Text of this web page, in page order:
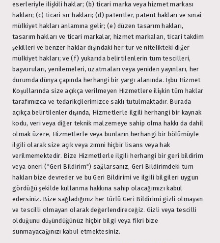
eserleriyle ilişkili haklar; (b) ticari marka veya hizmet markası
hakları; (c) ticari sır hakları; (d) patentler, patent hakları ve sınai
mülkiyet hakları anlamına gelir; (e) düzen tasarım hakları,
tasarım hakları ve ticari markalar, hizmet markaları, ticari takdim
şekilleri ve benzer haklar dışındaki her tür ve nitelikteki diğer
mülkiyet hakları; ve (f) yukarıda belirtilenlerin tüm tescilleri,
başvuruları, yenilemeleri, uzatmaları veya yeniden yayınları, her
durumda dünya çapında herhangi bir yargı alanında. İşbu Hizmet
Koşullarında size açıkça verilmeyen Hizmetlere ilişkin tüm haklar
tarafımızca ve tedarikçilerimizce saklı tutulmaktadır. Burada
açıkça belirtilenler dışında, Hizmetlerle ilgili herhangi bir kaynak
kodu, veri veya diğer teknik malzemeye sahip olma hakkı da dahil
olmak üzere, Hizmetlerle veya bunların herhangi bir bölümüyle
ilgili olarak size açık veya zımni hiçbir lisans veya hak
verilmemektedir. Bize Hizmetlerle ilgili herhangi bir geri bildirim
veya öneri ("Geri Bildirim") sağlarsanız, Geri Bildirimdeki tüm
hakları bize devreder ve bu Geri Bildirimi ve ilgili bilgileri uygun
gördüğü şekilde kullanma hakkına sahip olacağımızı kabul
edersiniz. Bize sağladığınız her türlü Geri Bildirimi gizli olmayan
ve tescilli olmayan olarak değerlendireceğiz. Gizli veya tescilli
olduğunu düşündüğünüz hiçbir bilgi veya fikri bize
sunmayacağınızı kabul etmektesiniz.